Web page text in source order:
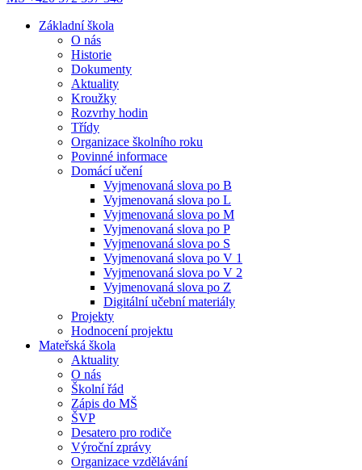
Základní škola
O nás
Historie
Dokumenty
Aktuality
Kroužky
Rozvrhy hodin
Třídy
Organizace školního roku
Povinné informace
Domácí učení
Vyjmenovaná slova po B
Vyjmenovaná slova po L
Vyjmenovaná slova po M
Vyjmenovaná slova po P
Vyjmenovaná slova po S
Vyjmenovaná slova po V 1
Vyjmenovaná slova po V 2
Vyjmenovaná slova po Z
Digitální učební materiály
Projekty
Hodnocení projektu
Mateřská škola
Aktuality
O nás
Školní řád
Zápis do MŠ
ŠVP
Desatero pro rodiče
Výroční zprávy
Organizace vzdělávání